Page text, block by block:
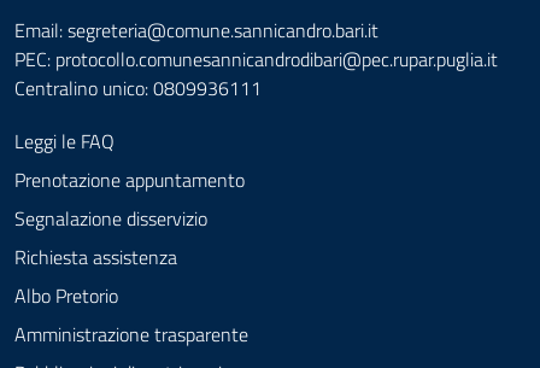
Email: segreteria@comune.sannicandro.bari.it
PEC: protocollo.comunesannicandrodibari@pec.rupar.puglia.it
Centralino unico: 0809936111
Leggi le FAQ
Prenotazione appuntamento
Segnalazione disservizio
Richiesta assistenza
Albo Pretorio
Amministrazione trasparente